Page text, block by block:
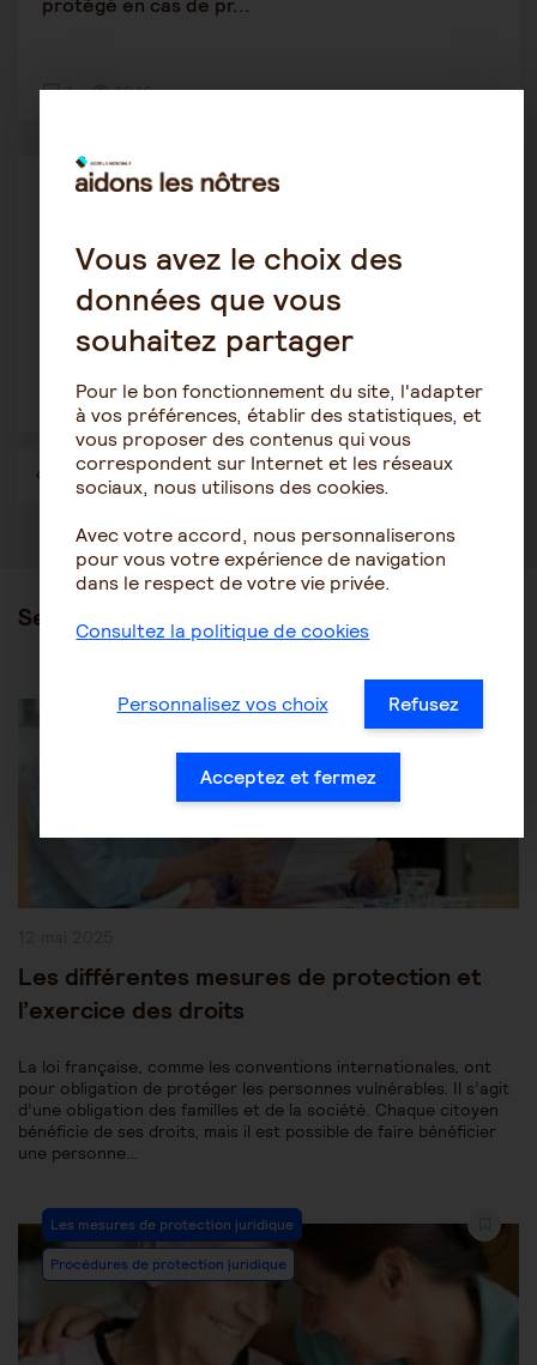
protégé en cas de pr...
1 1648
Tutelle-Curatelle
Appel d’un jugement du Juge des tutelles,
comment faire concrètem...
3887
1 … 36 37 38 39 40 41 42 … 57
Ses articles
Category:
Les mesures de protection juridique
Les différentes mesures de protection et
l’exercice des droits
La loi française, comme les conventions internationales, ont
pour obligation de protéger les personnes vulnérables. Il s’agit
d’une obligation des familles et de la société. Chaque citoyen
bénéficie de ses droits, mais il est possible de faire bénéficier
une personne…
Post
Category:
Les mesures de protection juridique
Procédures de protection juridique
Vous avez le choix des
données que vous
souhaitez partager
Pour le bon fonctionnement du site, l'adapter
à vos préférences, établir des statistiques, et
vous proposer des contenus qui vous
correspondent sur Internet et les réseaux
sociaux, nous utilisons des cookies.
Avec votre accord, nous personnaliserons
pour vous votre expérience de navigation
dans le respect de votre vie privée.
Consultez la politique de cookies
Personnalisez vos choix Refusez
Acceptez et fermez